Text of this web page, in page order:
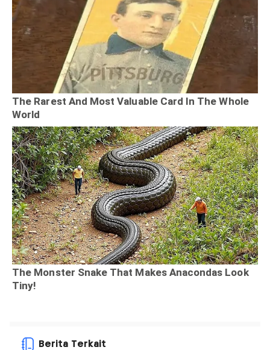
Berita Terkait